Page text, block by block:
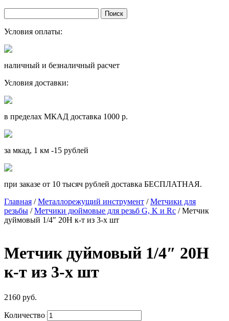
Условия оплаты:
наличный и безналичный расчет
Условия доставки:
в пределах МКАД доставка 1000 р.
за мкад, 1 км -15 рублей
при заказе от 10 тысяч рублей доставка БЕСПЛАТНАЯ.
Главная /Металлорежущий инструмент /Метчики для
резьбы /Метчики дюймовые для резьб G, K и Rc / Метчик
дуймовый 1/4″ 20Н к-т из 3-х шт
Метчик дуймовый 1/4″ 20Н
к-т из 3-х шт
2160 руб.
Количество